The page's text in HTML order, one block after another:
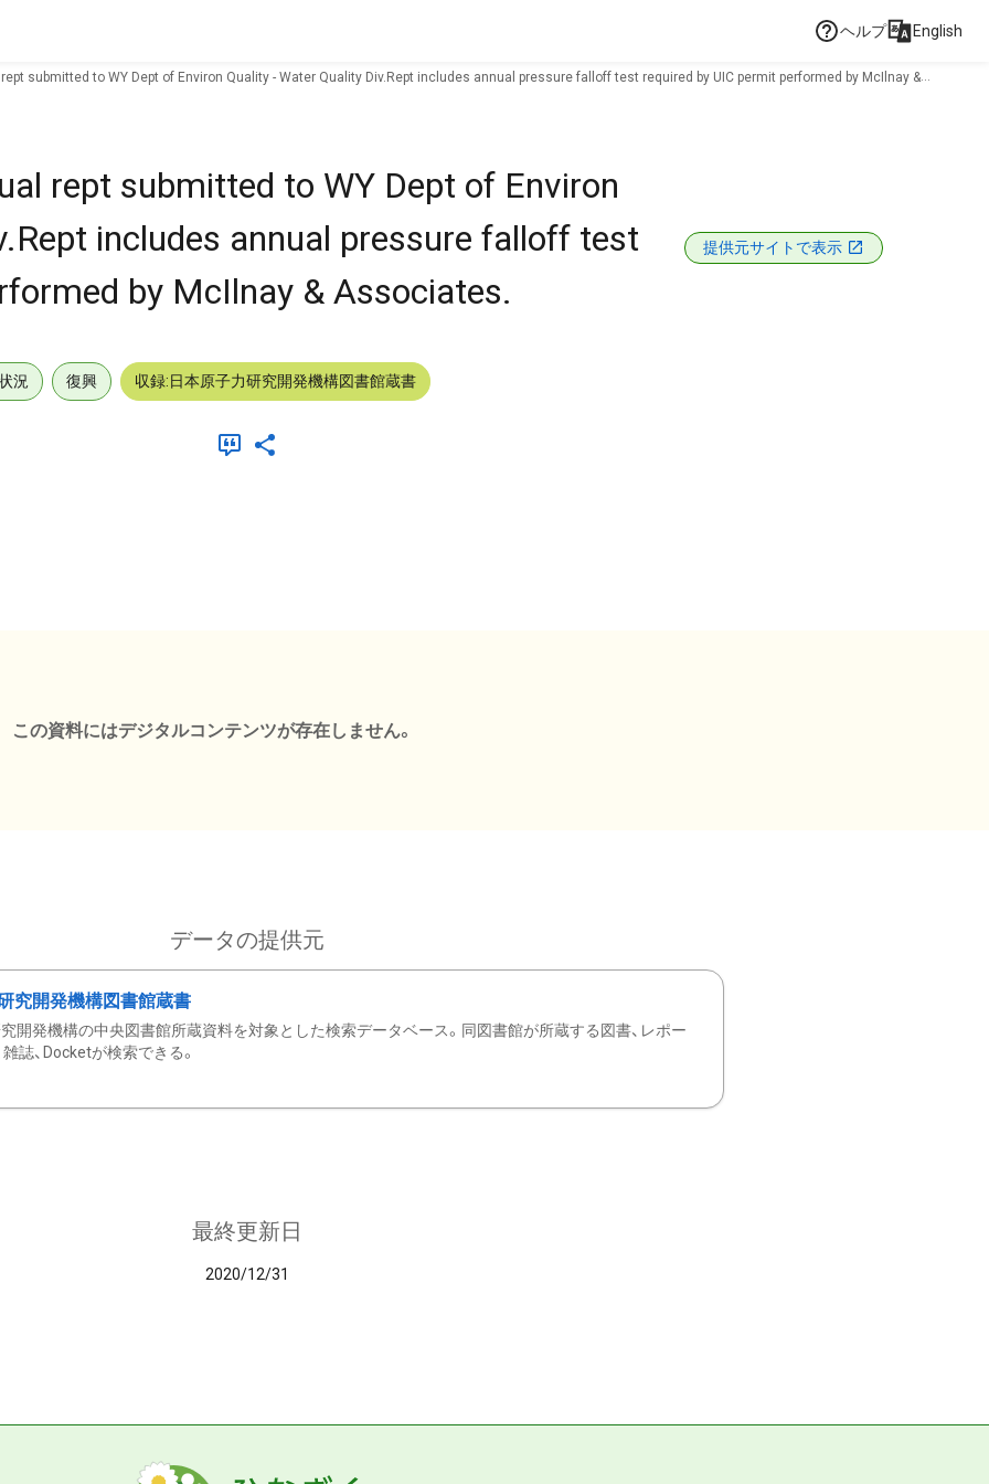
ヘルプ English
submitted to WY Dept of Environ Quality - Water Quality Div.Rept includes annual pressure falloff test required by UIC permit performed by McIlnay &
rept submitted to WY Dept of Environ
includes annual pressure falloff test
by McIlnay & Associates.
提供元サイトで表示
況 復興 収録:日本原子力研究開発機構図書館蔵書
この資料にはデジタルコンテンツが存在しません。
データの提供元
究開発機構図書館蔵書
開発機構の中央図書館所蔵資料を対象とした検索データベース。同図書館が所蔵する図書、レポー
雑誌、Docketが検索できる。
最終更新日
2020/12/31